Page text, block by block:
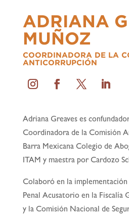
ADRIANA
MUÑOZ
COORDINADORA DE LA
ANTICORRUPCIÓN
Adriana Greaves es
Coordinadora de la Comisión
Barra Mexicana Colegio de
ITAM y maestra por Cardozo
Colaboró en la implementación
Penal Acusatorio en la Fiscalía
y la Comisión Nacional de